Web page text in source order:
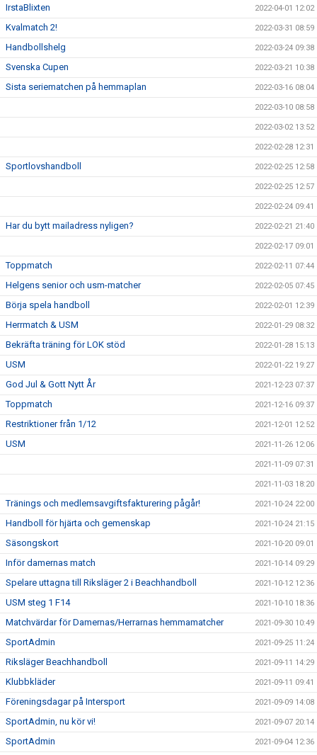
IrstaBlixten 2022-04-01 12:02
Kvalmatch 2! 2022-03-31 08:59
Handbollshelg 2022-03-24 09:38
Svenska Cupen 2022-03-21 10:38
Sista seriematchen på hemmaplan 2022-03-16 08:04
2022-03-10 08:58
2022-03-02 13:52
2022-02-28 12:31
Sportlovshandboll 2022-02-25 12:58
2022-02-25 12:57
2022-02-24 09:41
Har du bytt mailadress nyligen? 2022-02-21 21:40
2022-02-17 09:01
Toppmatch 2022-02-11 07:44
Helgens senior och usm-matcher 2022-02-05 07:45
Börja spela handboll 2022-02-01 12:39
Herrmatch & USM 2022-01-29 08:32
Bekräfta träning för LOK stöd 2022-01-28 15:13
USM 2022-01-22 19:27
God Jul & Gott Nytt År 2021-12-23 07:37
Toppmatch 2021-12-16 09:37
Restriktioner från 1/12 2021-12-01 12:52
USM 2021-11-26 12:06
2021-11-09 07:31
2021-11-03 18:20
Tränings och medlemsavgiftsfakturering pågår! 2021-10-24 22:00
Handboll för hjärta och gemenskap 2021-10-24 21:15
Säsongskort 2021-10-20 09:01
Inför damernas match 2021-10-14 09:29
Spelare uttagna till Riksläger 2 i Beachhandboll 2021-10-12 12:36
USM steg 1 F14 2021-10-10 18:36
Matchvärdar för Damernas/Herrarnas hemmamatcher 2021-09-30 10:49
SportAdmin 2021-09-25 11:24
Riksläger Beachhandboll 2021-09-11 14:29
Klubbkläder 2021-09-11 09:41
Föreningsdagar på Intersport 2021-09-09 14:08
SportAdmin, nu kör vi! 2021-09-07 20:14
SportAdmin 2021-09-04 12:36